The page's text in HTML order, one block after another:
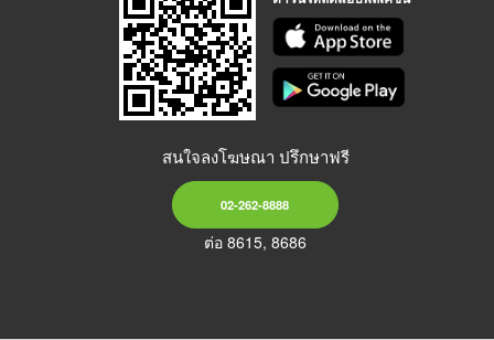
สนใจลงโฆษณา ปรึกษาฟรี
02-262-8888
ต่อ 8615, 8686